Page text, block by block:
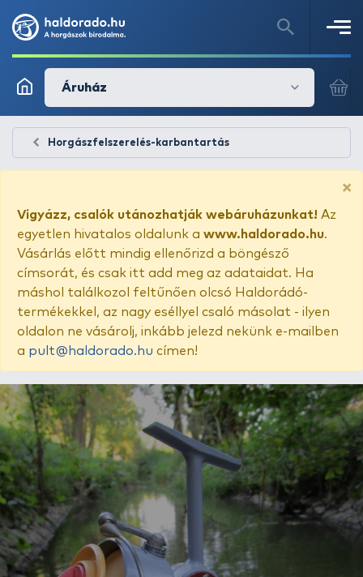
Áruház
Horgászfelszerelés-karbantartás
×
Vigyázz, csalók utánozhatják webáruházunkat! Az
egyetlen hivatalos oldalunk a www.haldorado.hu.
Vásárlás előtt mindig ellenőrizd a böngésző
címsorát, és csak itt add meg az adataidat. Ha
máshol találkozol feltűnően olcsó Haldorádó-
termékekkel, az nagy eséllyel csaló másolat - ilyen
oldalon ne vásárolj, inkább jelezd nekünk e-mailben
a pult@haldorado.hu címen!